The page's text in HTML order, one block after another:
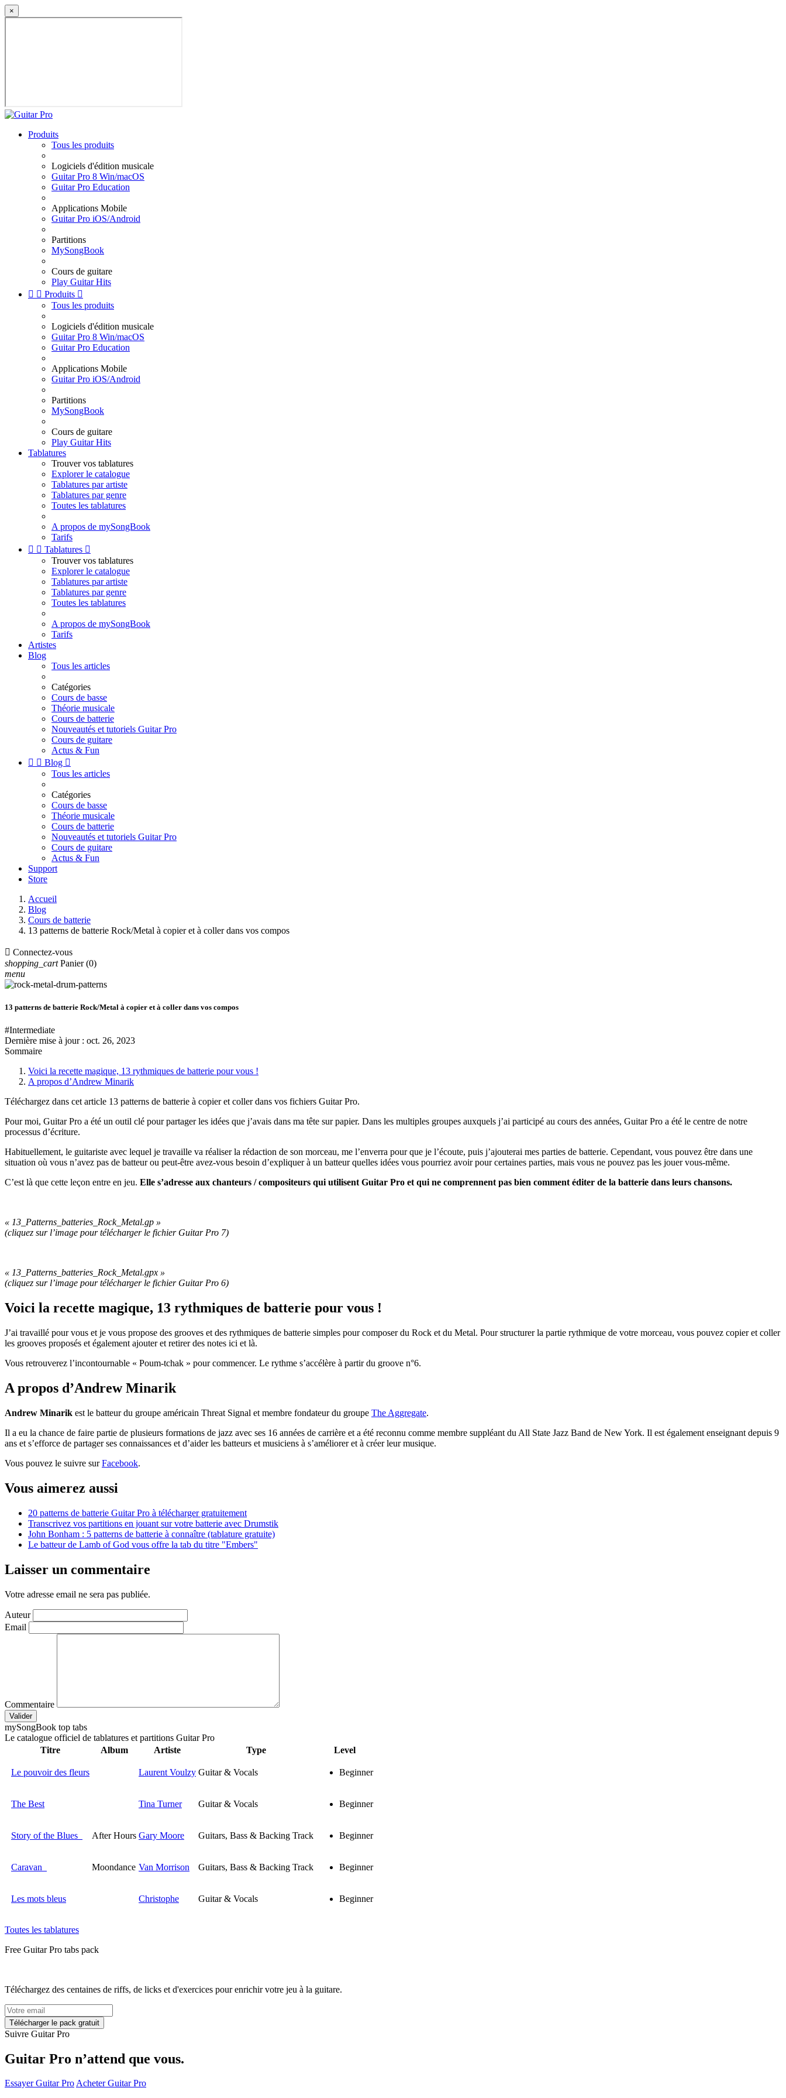
×
Produits
Tous les produits
Logiciels d'édition musicale
Guitar Pro 8 Win/macOS
Guitar Pro Education
Applications Mobile
Guitar Pro iOS/Android
Partitions
MySongBook
Cours de guitare
Play Guitar Hits
  Produits 
Tous les produits
Logiciels d'édition musicale
Guitar Pro 8 Win/macOS
Guitar Pro Education
Applications Mobile
Guitar Pro iOS/Android
Partitions
MySongBook
Cours de guitare
Play Guitar Hits
Tablatures
Trouver vos tablatures
Explorer le catalogue
Tablatures par artiste
Tablatures par genre
Toutes les tablatures
A propos de mySongBook
Tarifs
  Tablatures 
Trouver vos tablatures
Explorer le catalogue
Tablatures par artiste
Tablatures par genre
Toutes les tablatures
A propos de mySongBook
Tarifs
Artistes
Blog
Tous les articles
Catégories
Cours de basse
Théorie musicale
Cours de batterie
Nouveautés et tutoriels Guitar Pro
Cours de guitare
Actus & Fun
  Blog 
Tous les articles
Catégories
Cours de basse
Théorie musicale
Cours de batterie
Nouveautés et tutoriels Guitar Pro
Cours de guitare
Actus & Fun
Support
Store
Accueil
Blog
Cours de batterie
13 patterns de batterie Rock/Metal à copier et à coller dans vos compos
 Connectez-vous
shopping_cart Panier (0)
menu
13 patterns de batterie Rock/Metal à copier et à coller dans vos compos
#Intermediate
Dernière mise à jour : oct. 26, 2023
Sommaire
Voici la recette magique, 13 rythmiques de batterie pour vous !
A propos d’Andrew Minarik
Téléchargez dans cet article 13 patterns de batterie à copier et coller dans vos fichiers Guitar Pro.
Pour moi, Guitar Pro a été un outil clé pour partager les idées que j’avais dans ma tête sur papier. Dans les multiples groupes auxquels j’ai participé au cours des années, Guitar Pro a été le centre de notre
processus d’écriture.
Habituellement, le guitariste avec lequel je travaille va réaliser la rédaction de son morceau, me l’enverra pour que je l’écoute, puis j’ajouterai mes parties de batterie. Cependant, vous pouvez être dans une
situation où vous n’avez pas de batteur ou peut-être avez-vous besoin d’expliquer à un batteur quelles idées vous pourriez avoir pour certaines parties, mais vous ne pouvez pas les jouer vous-même.
C’est là que cette leçon entre en jeu. Elle s’adresse aux chanteurs / compositeurs qui utilisent Guitar Pro et qui ne comprennent pas bien comment éditer de la batterie dans leurs chansons.
« 13_Patterns_batteries_Rock_Metal.gp »
(cliquez sur l’image pour télécharger le fichier Guitar Pro 7)
« 13_Patterns_batteries_Rock_Metal.gpx »
(cliquez sur l’image pour télécharger le fichier Guitar Pro 6)
Voici la recette magique, 13 rythmiques de batterie pour vous !
J’ai travaillé pour vous et je vous propose des grooves et des rythmiques de batterie simples pour composer du Rock et du Metal. Pour structurer la partie rythmique de votre morceau, vous pouvez copier et coller
les grooves proposés et également ajouter et retirer des notes ici et là.
Vous retrouverez l’incontournable « Poum-tchak » pour commencer. Le rythme s’accélère à partir du groove n°6.
A propos d’Andrew Minarik
Andrew Minarik est le batteur du groupe américain Threat Signal et membre fondateur du groupe The Aggregate.
Il a eu la chance de faire partie de plusieurs formations de jazz avec ses 16 années de carrière et a été reconnu comme membre suppléant du All State Jazz Band de New York. Il est également enseignant depuis 9
ans et s’efforce de partager ses connaissances et d’aider les batteurs et musiciens à s’améliorer et à créer leur musique.
Vous pouvez le suivre surFacebook.
Vous aimerez aussi
20 patterns de batterie Guitar Pro à télécharger gratuitement
Transcrivez vos partitions en jouant sur votre batterie avec Drumstik
John Bonham : 5 patterns de batterie à connaître (tablature gratuite)
Le batteur de Lamb of God vous offre la tab du titre "Embers"
Laisser un commentaire
Votre adresse email ne sera pas publiée.
Auteur
Email
Commentaire
Valider
mySongBook top tabs
Le catalogue officiel de tablatures et partitions Guitar Pro
Titre
Album Artiste Type Level
Le pouvoir des fleurs Laurent Voulzy Guitar & Vocals Beginner
The Best Tina Turner Guitar & Vocals Beginner
Story of the Blues After Hours Gary Moore Guitars, Bass & Backing Track Beginner
Caravan Moondance Van Morrison Guitars, Bass & Backing Track Beginner
Les mots bleus Christophe Guitar & Vocals Beginner
Toutes les tablatures
Free Guitar Pro tabs pack
Téléchargez des centaines de riffs, de licks et d'exercices pour enrichir votre jeu à la guitare.
Suivre Guitar Pro
Guitar Pro n’attend que vous.
Essayer Guitar ProAcheter Guitar Pro